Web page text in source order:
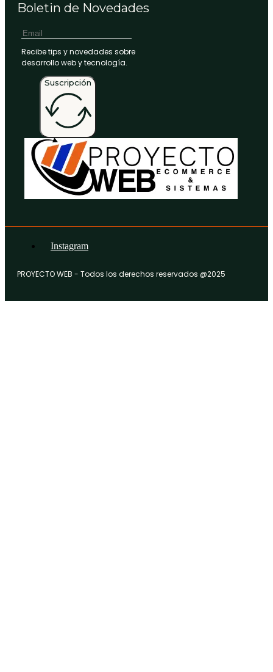
Boletin de Novedades
Recibe tips y novedades sobre
desarrollo web y tecnología.
Suscripción
Instagram
PROYECTO WEB - Todos los derechos reservados @2025